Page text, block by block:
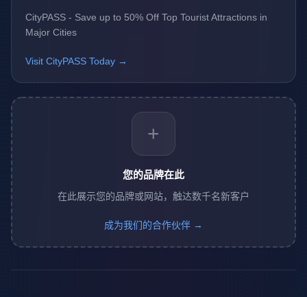
CityPASS - Save up to 50% Off Top Tourist Attractions in
Major Cities
Visit CityPASS Today →
+
您的品牌在此
在此展示您的品牌或网站，触达数千名新客户
成为我们的合作伙伴 →